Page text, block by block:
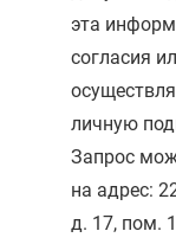
эта
согласия
личную
Запрос
на адрес:
д. 17, пом.